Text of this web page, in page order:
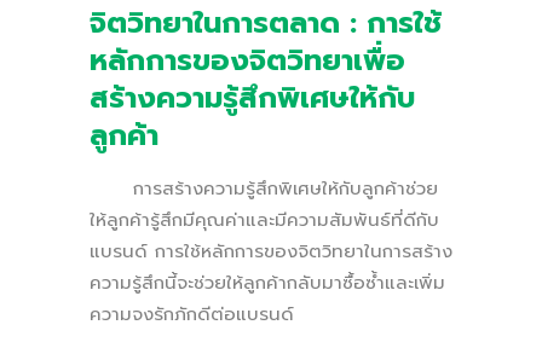
จิตวิทยาในการตลาด : การใช้
หลักการของจิตวิทยาเพื่อ
สร้างความรู้สึกพิเศษให้กับ
ลูกค้า
การสร้างความรู้สึกพิเศษให้กับลูกค้าช่วย
ให้ลูกค้ารู้สึกมีคุณค่าและมีความสัมพันธ์ที่ดีกับ
แบรนด์ การใช้หลักการของจิตวิทยาในการสร้าง
ความรู้สึกนี้จะช่วยให้ลูกค้ากลับมาซื้อซ้ำและเพิ่ม
ความจงรักภักดีต่อแบรนด์